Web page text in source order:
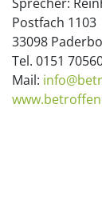
Postfach 1103
33098
Tel. 0151
Mail: